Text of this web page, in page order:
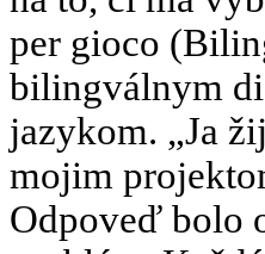
per gioco
bilingválnym
jazykom. „Ja
mojim
Odpoveď bolo